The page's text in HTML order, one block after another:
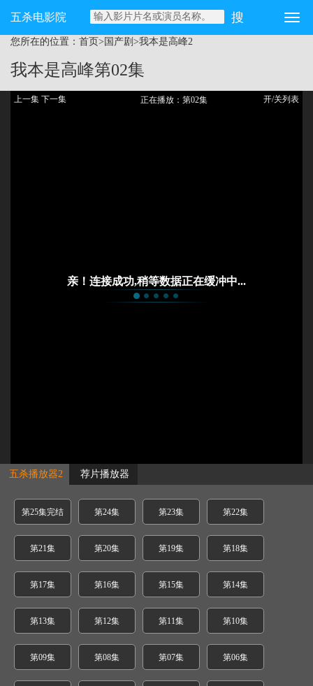
五杀电影院
您所在的位置： 首页> 国产剧 >我本是高峰2
我本是高峰第02集
上一集 下一集 正在播放：第02集 开/关列表
五杀播放器2 荐片播放器
第25集完结 第24集 第23集 第22集
第21集 第20集 第19集 第18集
第17集 第16集 第15集 第14集
第13集 第12集 第11集 第10集
第09集 第08集 第07集 第06集